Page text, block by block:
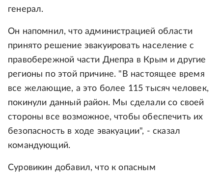
генерал.
Он напомнил, что администрацией области
принято решение эвакуировать население с
правобережной части Днепра в Крым и другие
регионы по этой причине. "В настоящее время
все желающие, а это более 115 тысяч человек,
покинули данный район. Мы сделали со своей
стороны все возможное, чтобы обеспечить их
безопасность в ходе эвакуации", - сказал
командующий.
Суровикин добавил, что к опасным